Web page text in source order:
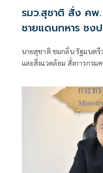
รมว.สุชาติ สั่ง คพ.
ชายแดนทหาร ชง
แดน สู่เวที HLC ไ
หมอกควัน และโลห
นายสุชาติ ชมกลิ่น รัฐมนตรี
และสิ่งแวดล้อม สั่งการกร
แวดล้อมข้ามแดนเข้าสู่การ
เมียนมา (HLC) ครั้งที่ 9 มุ่
และแก้ไขปัญหาไฟป่า หม
ทางน้ำ แก้ปัญหาโลหะหนัก
และคุณภาพชีวิตของประช